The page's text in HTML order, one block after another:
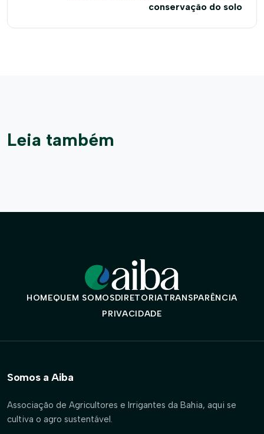
conservação do solo
Leia também
HOMEQUEM SOMOSDIRETORIATRANSPARÊNCIA
PRIVACIDADE
Somos a Aiba
Associação de Agricultores e Irrigantes da Bahia, aqui se
cultiva o agro sustentável.